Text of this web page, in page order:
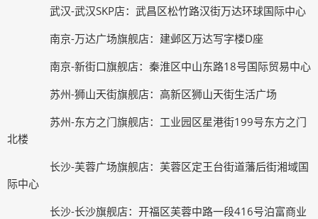
武汉-武汉SKP店：武昌区松竹路汉街万达环球国际中心
南京-万达广场旗舰店：建邺区万达写字楼D座
南京-新街口旗舰店：秦淮区中山东路18号国际贸易中心
苏州-狮山天街旗舰店：高新区狮山天街生活广场
苏州-东方之门旗舰店：工业园区星港街199号东方之门
北楼
长沙-芙蓉广场旗舰店：芙蓉区定王台街道藩后街湘域国
际中心
长沙-长沙旗舰店：开福区芙蓉中路一段416号泊富商业